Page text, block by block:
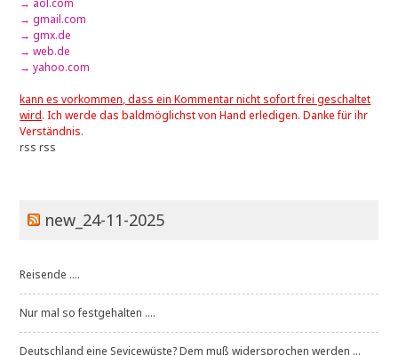
→ aol.com
→ gmail.com
→ gmx.de
→ web.de
→ yahoo.com
kann es vorkommen, dass ein Kommentar nicht sofort frei geschaltet
wird. Ich werde das baldmöglichst von Hand erledigen. Danke für ihr
Verständnis.
rss rss
new_24-11-2025
Reisende ....
Nur mal so festgehalten ....
Deutschland eine Sevicewüste? Dem muß widersprochen werden ...